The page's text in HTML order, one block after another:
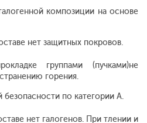
композиции на основе
нет защитных покровов.
группами (пучками)не
горения.
по категории А.
нет галогенов. При тлении и